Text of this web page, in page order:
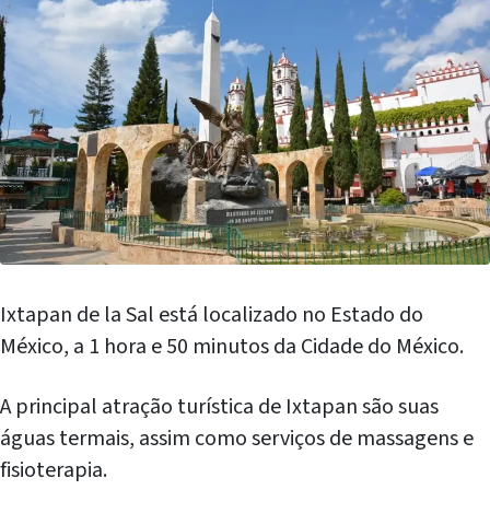
Ixtapan de la Sal está localizado no Estado do
México, a 1 hora e 50 minutos da Cidade do México.
A principal atração turística de Ixtapan são suas
águas termais, assim como serviços de massagens e
fisioterapia.